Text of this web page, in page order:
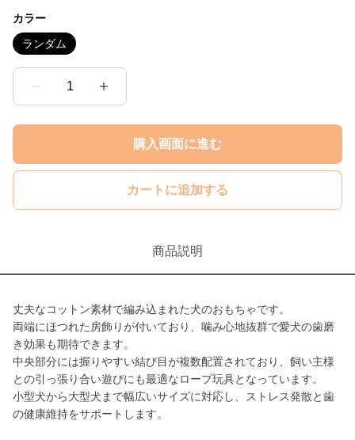
カラー
ランダム
1
購入画面に進む
カートに追加する
商品説明
丈夫なコットン素材で編み込まれた犬のおもちゃです。
両端にほつれた房飾りが付いており、噛み心地抜群で愛犬の歯磨
き効果も期待できます。
中央部分には握りやすい結び目が複数配置されており、飼い主様
との引っ張り合い遊びにも最適なロープ玩具となっています。
小型犬から大型犬まで幅広いサイズに対応し、ストレス発散と歯
の健康維持をサポートします。